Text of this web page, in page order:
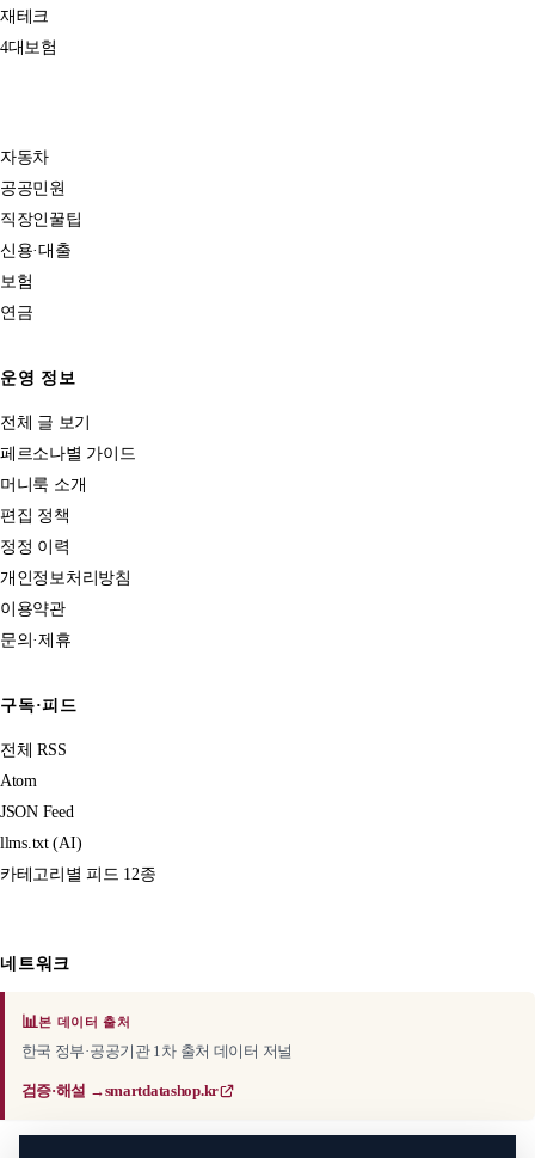
재테크
4대보험
자동차
공공민원
직장인꿀팁
신용·대출
보험
연금
운영 정보
전체 글 보기
페르소나별 가이드
머니룩 소개
편집 정책
정정 이력
개인정보처리방침
이용약관
문의·제휴
구독·피드
전체 RSS
Atom
JSON Feed
llms.txt (AI)
카테고리별 피드 12종
네트워크
📊본 데이터 출처
한국 정부·공공기관 1차 출처 데이터 저널
검증·해설 →smartdatashop.kr